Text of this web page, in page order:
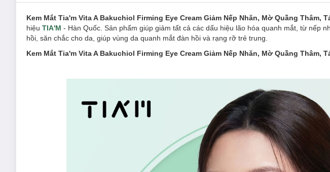
Kem Mắt Tia'm Vita A Bakuchiol Firming Eye Cream Giảm Nếp Nhăn, Mờ Quầng Thâm,
hiệu TIA'M - Hàn Quốc. Sản phẩm giúp giảm tất cả các dấu hiệu lão hóa quanh mắt, từ nếp
hồi, săn chắc cho da, giúp vùng da quanh mắt đàn hồi và rạng rỡ trẻ trung.
Kem Mắt Tia'm Vita A Bakuchiol Firming Eye Cream Giảm Nếp Nhăn, Mờ Quầng Thâm,